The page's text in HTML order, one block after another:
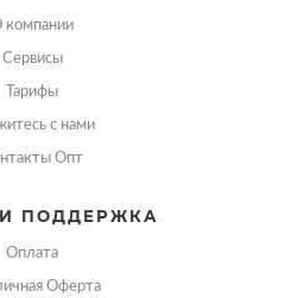
компании
Сервисы
Тарифы
с нами
Опт
ПОДДЕРЖКА
Оплата
Оферта